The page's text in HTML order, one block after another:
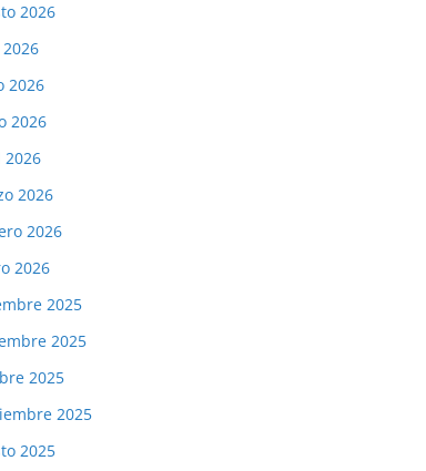
2026
2026
2026
2026
2026
2026
2025
2025
2025
2025
2025